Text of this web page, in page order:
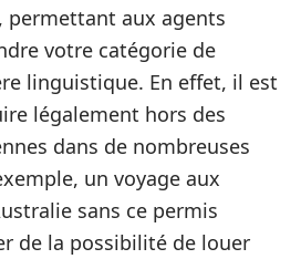
permettant aux agents
votre catégorie de
linguistique. En effet, il est
légalement hors des
dans de nombreuses
un voyage aux
sans ce permis
de la possibilité de louer